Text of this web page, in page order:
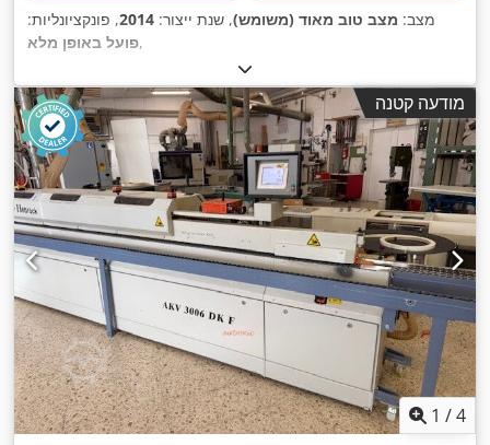
מצב: מצב טוב מאוד (משומש), שנת ייצור: 2014, פונקציונליות:
פועל באופן מלא,
מודעה קטנה
1 /4